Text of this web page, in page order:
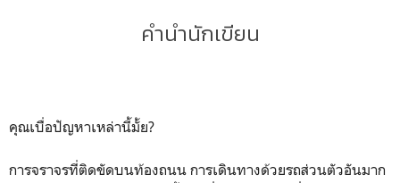
คำนำนักเขียน
คุณเบื่อปัญหาเหล่านี้มั้ย?
การจราจรที่ติดขัดบนท้องถนน การเดินทางด้วยรถส่วนตัวอันมาก